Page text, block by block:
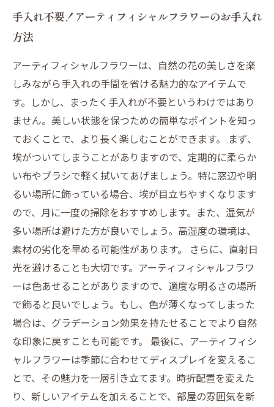
手入れ不要！アーティフィシャルフラワーのお手入れ
方法
アーティフィシャルフラワーは、自然の花の美しさを楽
しみながら手入れの手間を省ける魅力的なアイテムで
す。しかし、まったく手入れが不要というわけではあり
ません。美しい状態を保つための簡単なポイントを知っ
ておくことで、より長く楽しむことができます。 まず、
埃がついてしまうことがありますので、定期的に柔らか
い布やブラシで軽く拭いてあげましょう。特に窓辺や明
るい場所に飾っている場合、埃が目立ちやすくなります
ので、月に一度の掃除をおすすめします。また、湿気が
多い場所は避けた方が良いでしょう。高湿度の環境は、
素材の劣化を早める可能性があります。 さらに、直射日
光を避けることも大切です。アーティフィシャルフラワ
ーは色あせることがありますので、適度な明るさの場所
で飾ると良いでしょう。もし、色が薄くなってしまった
場合は、グラデーション効果を持たせることでより自然
な印象に戻すことも可能です。 最後に、アーティフィシ
ャルフラワーは季節に合わせてディスプレイを変えるこ
とで、その魅力を一層引き立てます。時折配置を変えた
り、新しいアイテムを加えることで、部屋の雰囲気を新